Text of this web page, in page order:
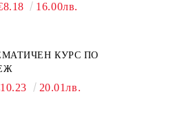
16.00лв.
КУРС ПО
20.01лв.